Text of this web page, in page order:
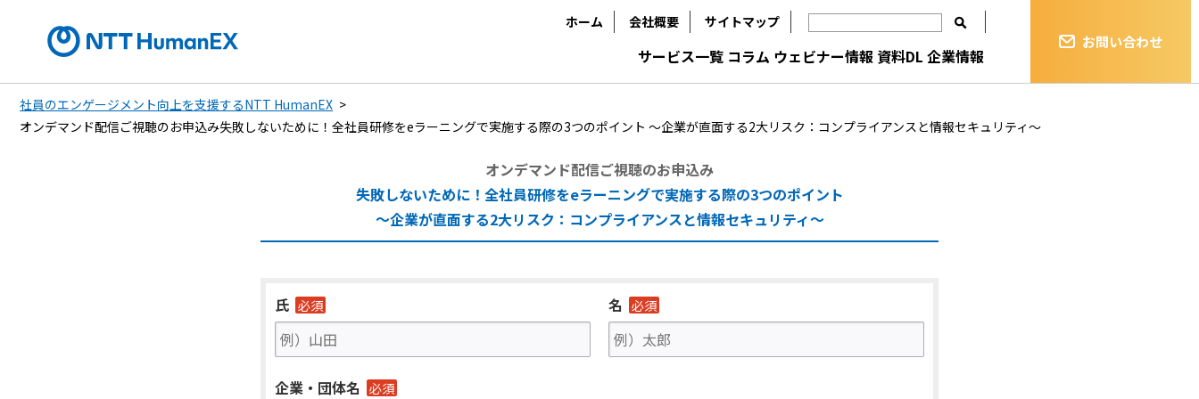
ホーム 会社概要 サイトマップ
サービス一覧 コラム ウェビナー情報 資料DL 企業情報
お問い合わせ
社員のエンゲージメント向上を支援するNTT HumanEX
オンデマンド配信ご視聴のお申込み失敗しないために！全社員研修をeラーニングで実施する際の3つのポイント ～企業が直面する2大リスク：コンプライアンスと情報セキュリティ～
オンデマンド配信ご視聴のお申込み
失敗しないために！全社員研修をeラーニングで実施する際の3つのポイント
～企業が直面する2大リスク：コンプライアンスと情報セキュリティ～
氏 必須 名 必須
企業・団体名 必須